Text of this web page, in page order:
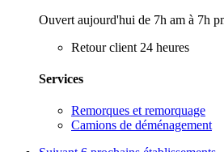
Ouvert aujourd'hui de 7h am à 7h
Retour client 24 heures
Services
Remorques et remorquage
Camions de déménagement